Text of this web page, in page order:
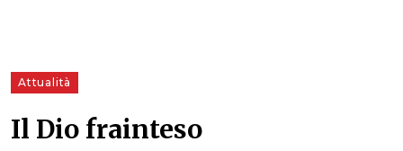
Attualità
Il Dio frainteso